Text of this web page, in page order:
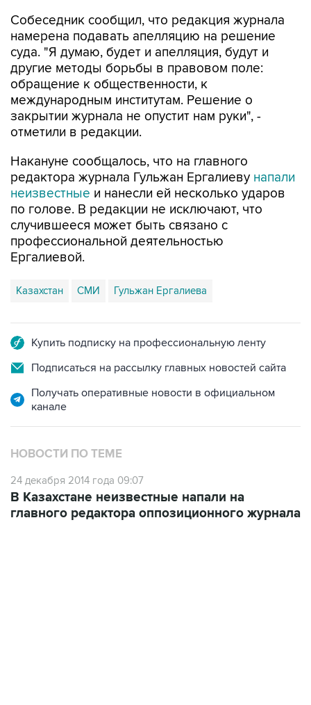
Собеседник сообщил, что редакция журнала
намерена подавать апелляцию на решение
суда. "Я думаю, будет и апелляция, будут и
другие методы борьбы в правовом поле:
обращение к общественности, к
международным институтам. Решение о
закрытии журнала не опустит нам руки", -
отметили в редакции.
Накануне сообщалось, что на главного
редактора журнала Гульжан Ергалиеву напали
неизвестные и нанесли ей несколько ударов
по голове. В редакции не исключают, что
случившееся может быть связано с
профессиональной деятельностью
Ергалиевой.
Казахстан СМИ Гульжан Ергалиева
Купить подписку на профессиональную ленту
Подписаться на рассылку главных новостей сайта
Получать оперативные новости в официальном
канале
НОВОСТИ ПО ТЕМЕ
24 декабря 2014 года 09:07
В Казахстане неизвестные напали на
главного редактора оппозиционного журнала